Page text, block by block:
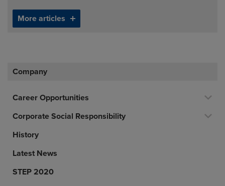
More articles
Company
Career Opportunities
Corporate Social Responsibility
History
Latest News
STEP 2020